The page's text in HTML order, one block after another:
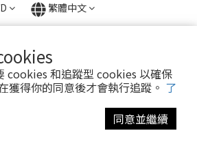
cookies 和追蹤型 cookies 以確保
獲得你的同意後才會執行追蹤。 了
同意並繼續
繁體中文
份有限公司 / 23056602